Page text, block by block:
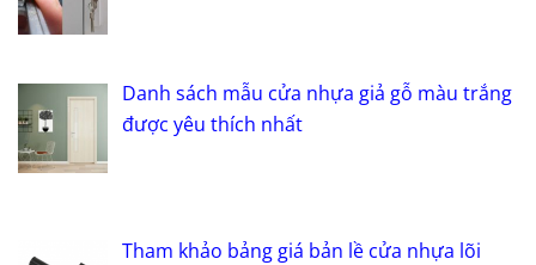
Danh sách mẫu cửa nhựa giả gỗ màu trắng
được yêu thích nhất
Tham khảo bảng giá bản lề cửa nhựa lõi